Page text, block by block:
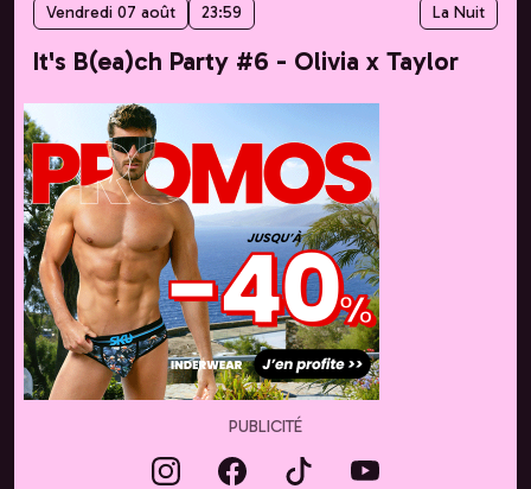
Vendredi 07 août 23:59 La Nuit
It's B(ea)ch Party #6 - Olivia x Taylor
PUBLICITÉ